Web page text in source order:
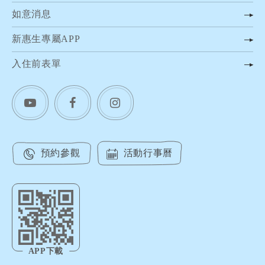
如意消息
新惠生專屬APP
入住前表單
預約參觀 活動行事曆
APP下載